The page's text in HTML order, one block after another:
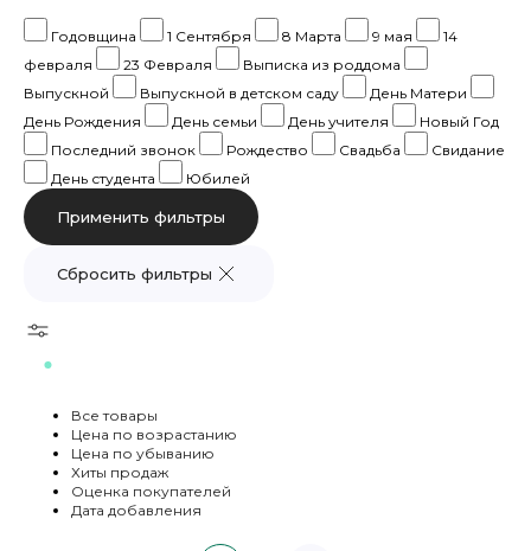
Годовщина 1 Сентября 8 Марта 9 мая
14
февраля
23 Февраля
Выписка из роддома
Выпускной
Выпускной в детском саду
День Матери
День Рождения
День семьи День учителя
Новый Год
Последний звонок
Рождество Свадьба
Свидание
День студента
Юбилей
Сбросить фильтры
Все товары
Цена по возрастанию
Цена по убыванию
Хиты продаж
Оценка покупателей
Дата добавления